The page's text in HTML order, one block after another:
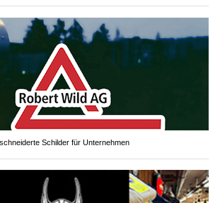
Schilder für Unternehmen